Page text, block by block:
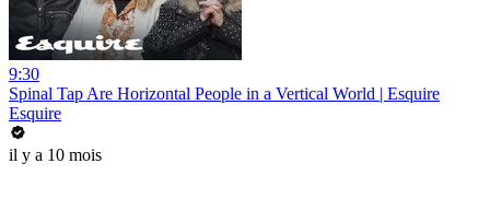
9:30
Spinal Tap Are Horizontal People in a Vertical World | Esquire
Esquire
il y a 10 mois